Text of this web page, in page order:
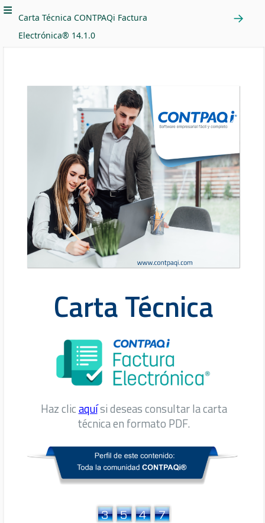
Carta Técnica CONTPAQi Factura
Electrónica® 14.1.0
Carta Técnica
Haz clicaquísi deseas consultar la carta
técnica en formato PDF.